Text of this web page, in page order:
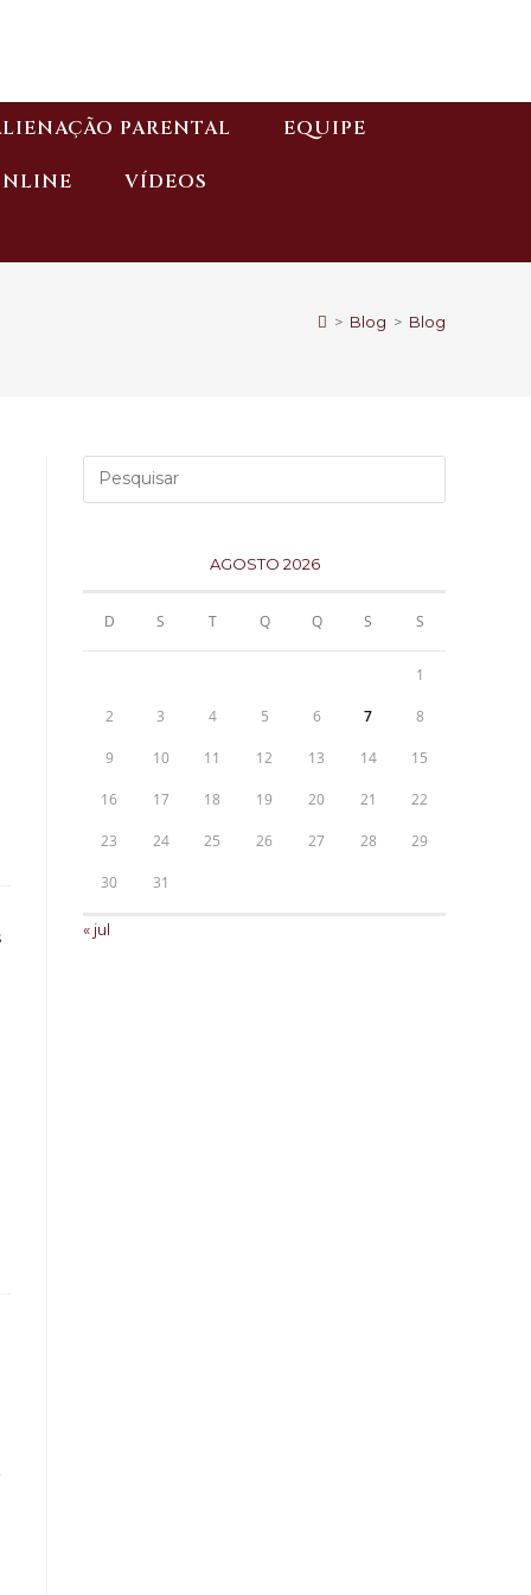
PARENTAL EQUIPE
VÍDEOS
> Blog > Blog
AGOSTO 2026
D S T Q Q S S
1
2 3 4 5 6 7 8
9 10 11 12 13 14 15
16 17 18 19 20 21 22
23 24 25 26 27 28 29
30 31
« jul